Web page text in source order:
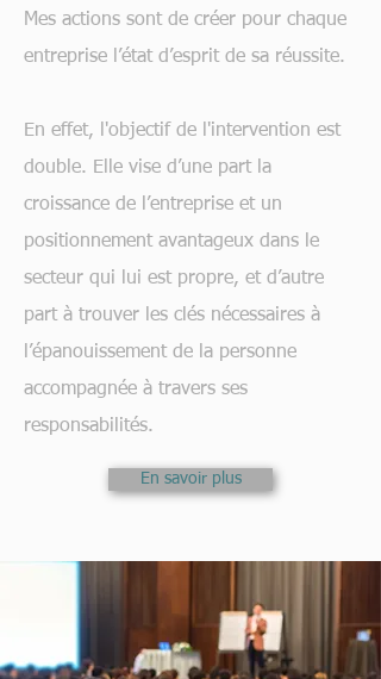
Mes actions sont de créer pour chaque
entreprise l’état d’esprit de sa réussite.
En effet, l'objectif de l'intervention est
double. Elle vise d’une part la
croissance de l’entreprise et un
positionnement avantageux dans le
secteur qui lui est propre, et d’autre
part à trouver les clés nécessaires à
l’épanouissement de la personne
accompagnée à travers ses
responsabilités.
En savoir plus